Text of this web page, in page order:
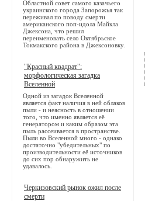
Областной совет самого казачьего
украинского города Запорожья так
переживал по поводу смерти
американского поп-идола Майкла
Джексона, что решил
переименовать село Октябрьское
Токмакского района в Джексоновку.
"Красный квадрат":
морфологическая загадка
Вселенной
Одной из загадок Вселенной
является факт наличия в ней облаков
пыли - и неясность в отношении
того, что именно является её
генератором и каким образом эта
пыль рассеивается в пространстве.
Пыли во Вселенной много - однако
достаточно "убедительных" по
производительности её источников
до сих пор обнаружить не
удавалось.
Черкизовский рынок ожил после
смерти